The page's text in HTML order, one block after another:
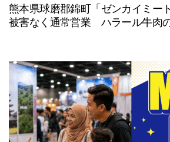
熊本県球磨郡錦町「ゼンカイミー
被害なく通常営業 ハラール牛肉